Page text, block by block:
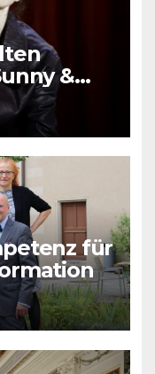
&
für